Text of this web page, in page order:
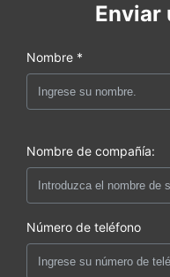
Enviar
Nombre *
Nombre de compañía:
Número de teléfono